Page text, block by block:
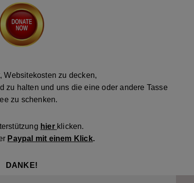
Websitekosten zu decken,
zu halten und uns die eine oder andere Tasse
zu schenken.
hier klicken.
Paypal mit einem Klick.
DANKE!